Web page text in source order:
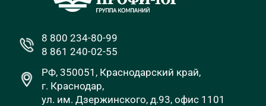
8 800 234-80-99
8 861 240-02-55
РФ, 350051, Краснодарский край,
г. Краснодар,
ул. им. Дзержинского, д.93, офис 1101